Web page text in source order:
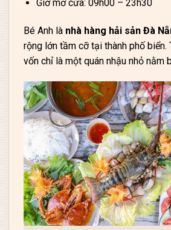
Giờ mở cửa: 09h00 – 23h30
Bé Anh là nhà hàng hải sản Đà
rộng lớn tầm cỡ tại thành phố biển.
vốn chỉ là một quán nhậu nhỏ nằm